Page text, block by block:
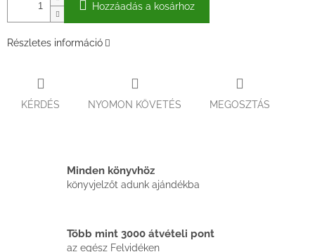
Hozzáadás a kosárhoz
Részletes információ
KÉRDÉS NYOMON KÖVETÉS MEGOSZTÁS
Minden könyvhöz
könyvjelzőt adunk ajándékba
Több mint 3000 átvételi pont
az egész Felvidéken